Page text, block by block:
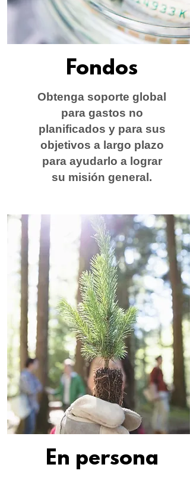
Fondos
Obtenga soporte global
para gastos no
planificados y para sus
objetivos a largo plazo
para ayudarlo a lograr
su misión general.
En persona